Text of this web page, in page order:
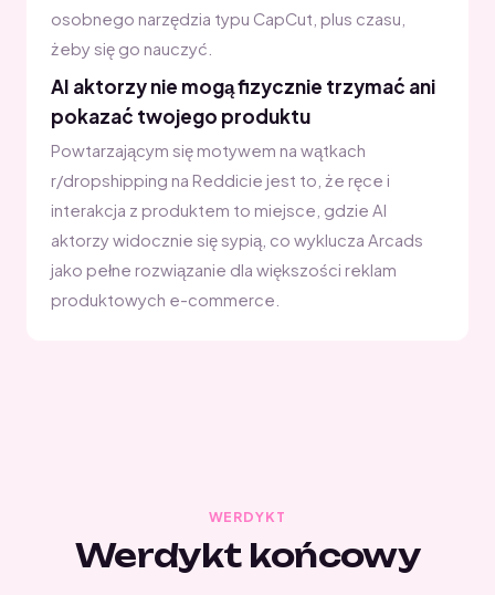
osobnego narzędzia typu CapCut, plus czasu,
żeby się go nauczyć.
AI aktorzy nie mogą fizycznie trzymać ani
pokazać twojego produktu
Powtarzającym się motywem na wątkach
r/dropshipping na Reddicie jest to, że ręce i
interakcja z produktem to miejsce, gdzie AI
aktorzy widocznie się sypią, co wyklucza Arcads
jako pełne rozwiązanie dla większości reklam
produktowych e-commerce.
WERDYKT
Werdykt końcowy